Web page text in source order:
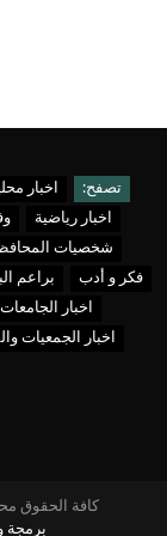
تصفح: اخبار
اخبار رياضية
شخصيات
فكر و أدب
براعم
اخبار
اخبار الجمعيات
كافة الحقوق